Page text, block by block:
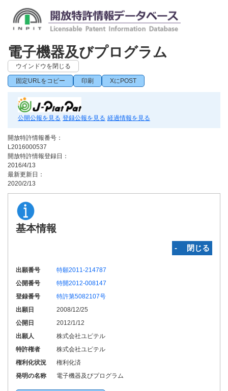
電子機器及びプログラム
ウインドウを閉じる
固定URLをコピー 印刷 XにPOST
公開公報を見る 登録公報を見る 経過情報を見る
開放特許情報番号：
L2016000537
開放特許情報登録日：
2016/4/13
最新更新日：
2020/2/13
基本情報
‐ 閉じる
出願番号
特願2011-214787
公開番号
特開2012-008147
登録番号
特許第5082107号
出願日
2008/12/25
公開日
2012/1/12
出願人
株式会社ユピテル
特許権者
株式会社ユピテル
権利化状況
権利化済
発明の名称
電子機器及びプログラム